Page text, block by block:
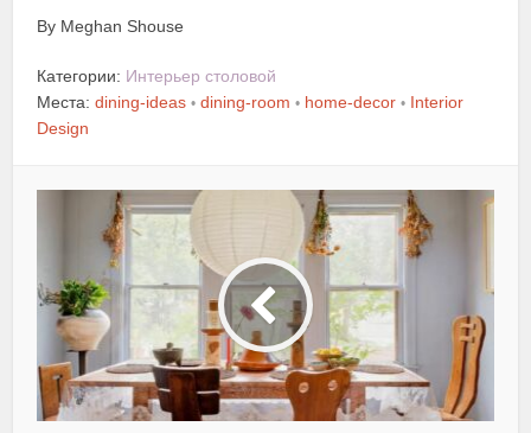
By Meghan Shouse
Категории: Интерьер столовой
Места:dining-ideas • dining-room • home-decor • Interior
Design